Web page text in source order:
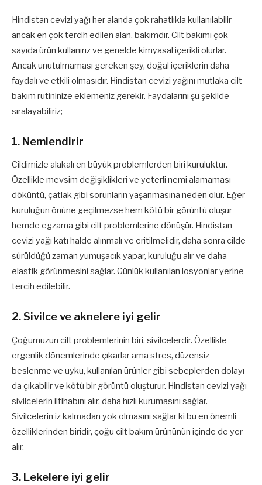
Hindistan cevizi yağı her alanda çok rahatlıkla kullanılabilir
ancak en çok tercih edilen alan, bakımdır. Cilt bakımı çok
sayıda ürün kullanırız ve genelde kimyasal içerikli olurlar.
Ancak unutulmaması gereken şey, doğal içeriklerin daha
faydalı ve etkili olmasıdır. Hindistan cevizi yağını mutlaka cilt
bakım rutininize eklemeniz gerekir. Faydalarını şu şekilde
sıralayabiliriz;
1. Nemlendirir
Cildimizle alakalı en büyük problemlerden biri kuruluktur.
Özellikle mevsim değişiklikleri ve yeterli nemi alamaması
döküntü, çatlak gibi sorunların yaşanmasına neden olur. Eğer
kuruluğun önüne geçilmezse hem kötü bir görüntü oluşur
hemde egzama gibi cilt problemlerine dönüşür. Hindistan
cevizi yağı katı halde alınmalı ve eritilmelidir, daha sonra cilde
sürüldüğü zaman yumuşacık yapar, kuruluğu alır ve daha
elastik görünmesini sağlar. Günlük kullanılan losyonlar yerine
tercih edilebilir.
2. Sivilce ve aknelere iyi gelir
Çoğumuzun cilt problemlerinin biri, sivilcelerdir. Özellikle
ergenlik dönemlerinde çıkarlar ama stres, düzensiz
beslenme ve uyku, kullanılan ürünler gibi sebeplerden dolayı
da çıkabilir ve kötü bir görüntü oluşturur. Hindistan cevizi yağı
sivilcelerin iltihabını alır, daha hızlı kurumasını sağlar.
Sivilcelerin iz kalmadan yok olmasını sağlar ki bu en önemli
özelliklerinden biridir, çoğu cilt bakım ürününün içinde de yer
alır.
3. Lekelere iyi gelir